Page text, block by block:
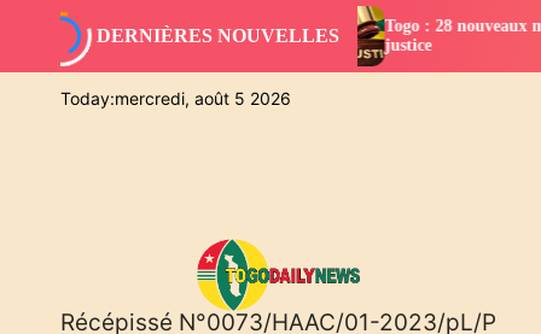
DERNIÈRES NOUVELLES
Togo : 28 nouveaux magistrats intégrés dans la
justice
Today:mercredi, août 5 2026
T
Récépissé N°0073/HAAC/01-2023/pL/P